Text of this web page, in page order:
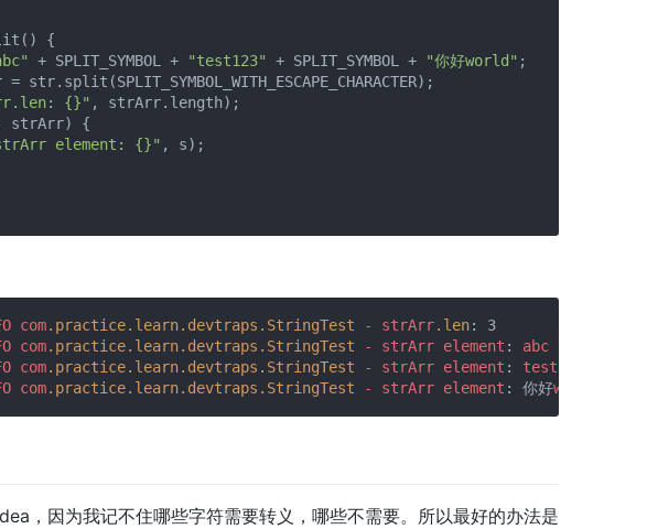
{
+ SPLIT_SYMBOL + "test123" + SPLIT_SYMBOL + "你好world" ;
{}" , strArr.length);
strArr) {
element: {}" , s);
com.practice.learn.devtraps .StringTest - strArr.len: 3
com.practice.learn.devtraps .StringTest - strArr element : abc
com.practice.learn.devtraps .StringTest - strArr element : test123
com.practice.learn.devtraps .StringTest - strArr element : 你好world
，因为我记不住哪些字符需要转义，哪些不需要。所以最好的办法是